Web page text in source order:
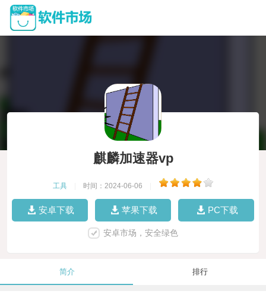
麒麟加速器vp
工具 时间：2024-06-06
安卓下载 苹果下载 PC下载
安卓市场，安全绿色
简介 排行